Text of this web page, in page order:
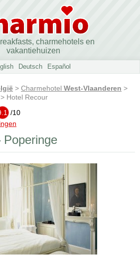
charmehotels en
vakantiehuizen
Deutsch Español
> Charmehotel West-Vlaanderen >
> Hotel Recour
/10
Poperinge